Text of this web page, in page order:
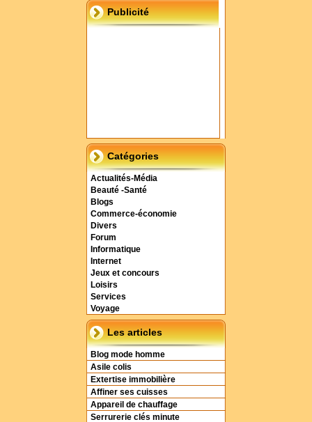
Publicité
Catégories
Actualités-Média
Beauté -Santé
Blogs
Commerce-économie
Divers
Forum
Informatique
Internet
Jeux et concours
Loisirs
Services
Voyage
Les articles
Blog mode homme
Asile colis
Extertise immobilière
Affiner ses cuisses
Appareil de chauffage
Serrurerie clés minute